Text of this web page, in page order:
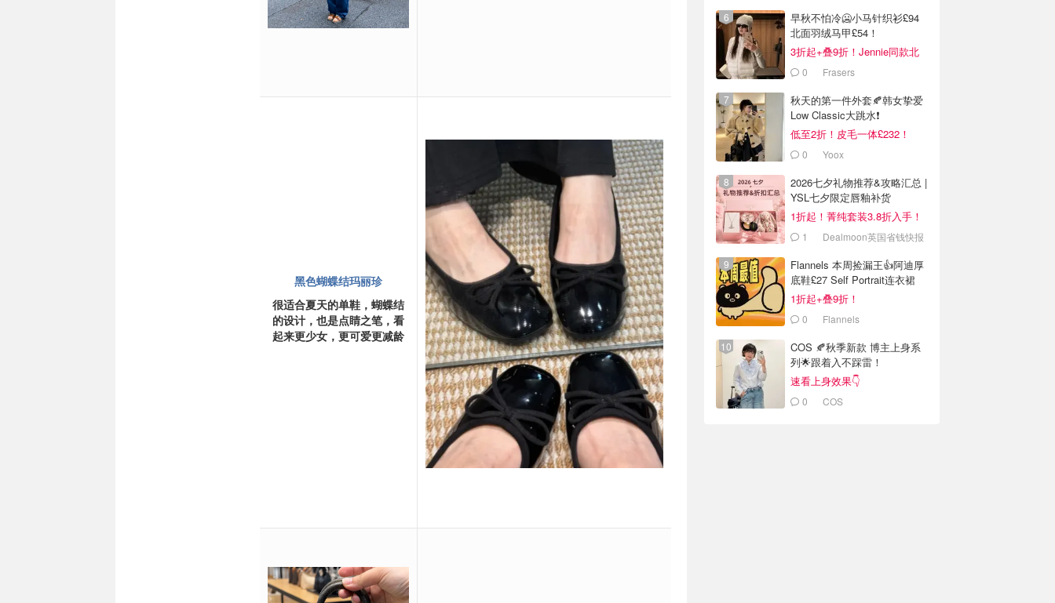
黑色蝴蝶结玛丽珍
很适合夏天的单鞋，蝴蝶结
的设计，也是点睛之笔，看
起来更少女，更可爱更减龄
早秋不怕冷🥶小马针织衫£94
北面羽绒马甲£54！
3折起+叠9折！Jennie同款北
面£242！
0 Frasers
秋天的第一件外套🍂韩女挚爱
Low Classic大跳水❗️
低至2折！皮毛一体£232！
0 Yoox
2026七夕礼物推荐&攻略汇总 |
YSL七夕限定唇釉补货
1折起！菁纯套装3.8折入手！
1 Dealmoon英国省钱快报
Flannels 本周捡漏王👍阿迪厚
底鞋£27 Self Portrait连衣裙
£63
1折起+叠9折！
0 Flannels
COS 🍂秋季新款 博主上身系
列🌟跟着入不踩雷！
速看上身效果👇
0 COS